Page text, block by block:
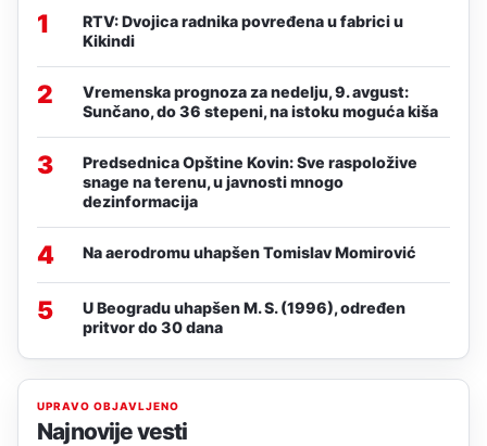
1
RTV: Dvojica radnika povređena u fabrici u
Kikindi
2
Vremenska prognoza za nedelju, 9. avgust:
Sunčano, do 36 stepeni, na istoku moguća kiša
3
Predsednica Opštine Kovin: Sve raspoložive
snage na terenu, u javnosti mnogo
dezinformacija
4 Na aerodromu uhapšen Tomislav Momirović
5
U Beogradu uhapšen M. S. (1996), određen
pritvor do 30 dana
UPRAVO OBJAVLJENO
Najnovije vesti